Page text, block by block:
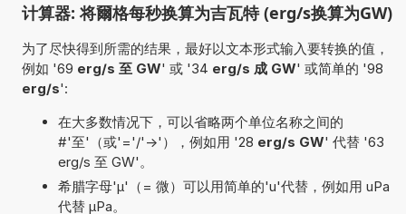
计算器: 将爾格每秒换算为吉瓦特 (erg/s换算为GW)
为了尽快得到所需的结果，最好以文本形式输入要转换的值，
例如 '69 erg/s 至 GW' 或 '34 erg/s 成 GW' 或简单的 '98
erg/s':
在大多数情况下，可以省略两个单位名称之间的
#'至'（或'='/'->'），例如用 '28 erg/s GW' 代替 '63
erg/s 至 GW'。
希腊字母'µ'（= 微）可以用简单的'u'代替，例如用 uPa
代替 µPa。